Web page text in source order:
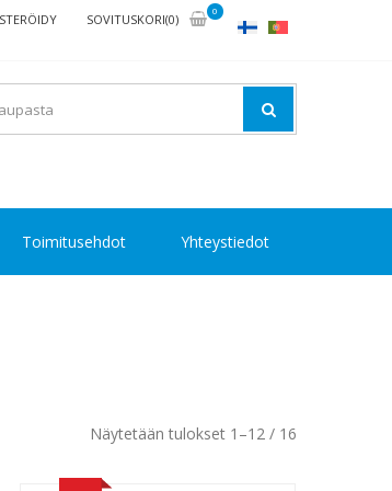
SOVITUSKORI(0)
0
Toimitusehdot Yhteystiedot
Näytetään tulokset 1–12 / 16